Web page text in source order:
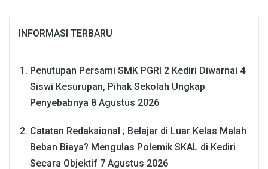
INFORMASI TERBARU
Penutupan Persami SMK PGRI 2 Kediri Diwarnai 4
Siswi Kesurupan, Pihak Sekolah Ungkap
Penyebabnya 8 Agustus 2026
Catatan Redaksional ; Belajar di Luar Kelas Malah
Beban Biaya? Mengulas Polemik SKAL di Kediri
Secara Objektif 7 Agustus 2026